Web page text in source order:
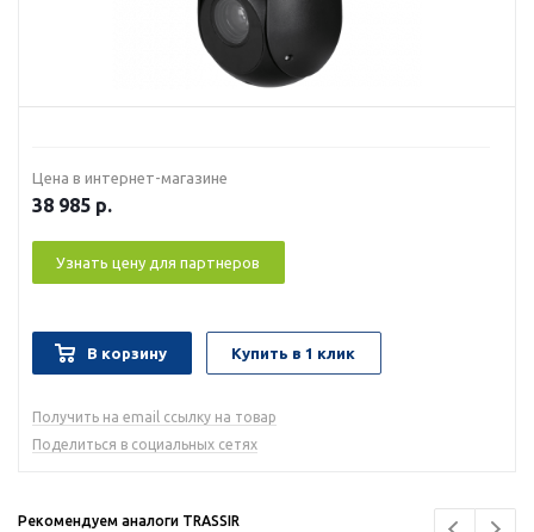
Цена в интернет-магазине
38 985 р.
Узнать цену для партнеров
В корзину Купить в 1 клик
Получить на email ссылку на товар
Поделиться в социальных сетях
Рекомендуем аналоги TRASSIR